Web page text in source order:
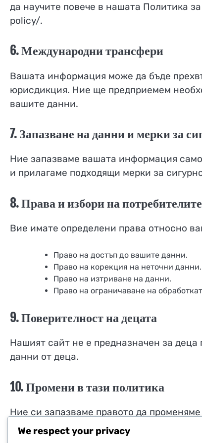
да научите повече в нашата Политика
policy/.
6. Международни трансфери
Вашата информация може да бъде
юрисдикция. Ние ще предприемем
вашите данни.
7. Запазване на данни и мерки за
Ние запазваме вашата информация
и прилагаме подходящи мерки за
8. Права и избори на потребителите
Вие имате определени права относно
Право на достъп до вашите данни.
Право на корекция на неточни данни.
Право на изтриване на данни.
Право на ограничаване на
9. Поверителност на децата
Нашият сайт не е предназначен за
данни от деца.
10. Промени в тази политика
Ние си запазваме правото да
на нашия сайт.
We respect your privacy